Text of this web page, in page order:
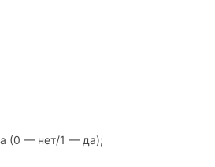
(0 — нет/1 — да);